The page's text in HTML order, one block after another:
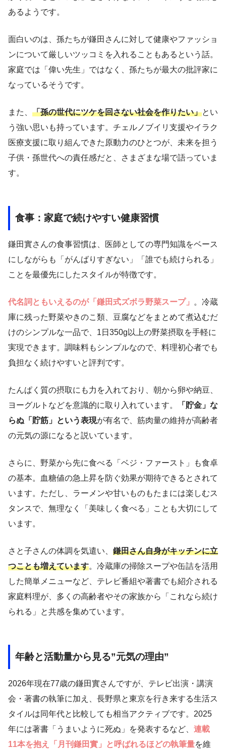
あるようです。
面白いのは、孫たちが鎌田さんに対して健康やファッショ
ンについて厳しいツッコミを入れることもあるという話。
家庭では「偉い先生」ではなく、孫たちが最大の批評家に
なっているそうです。
また、 「孫の世代にツケを回さない社会を作りたい」とい
う強い思いも持っています。チェルノブイリ支援やイラク
医療支援に取り組んできた原動力のひとつが、未来を担う
子供・孫世代への責任感だと、さまざまな場で語っていま
す。
食事：家庭で続けやすい健康習慣
鎌田實さんの食事習慣は、医師としての専門知識をベース
にしながらも「がんばりすぎない」「誰でも続けられる」
ことを最優先にしたスタイルが特徴です。
代名詞ともいえるのが「鎌田式ズボラ野菜スープ」
。冷蔵
庫に残った野菜やきのこ類、豆腐などをまとめて煮込むだ
けのシンプルな一品で、1日350g以上の野菜摂取を手軽に
実現できます。調味料もシンプルなので、料理初心者でも
負担なく続けやすいと評判です。
たんぱく質の摂取にも力を入れており、朝から卵や納豆、
ヨーグルトなどを意識的に取り入れています。
「貯金」な
らぬ「貯筋」という表現が有名で、筋肉量の維持が高齢者
の元気の源になると説いています。
さらに、野菜から先に食べる「ベジ・ファースト」も食卓
の基本。血糖値の急上昇を防ぐ効果が期待できるとされて
います。ただし、ラーメンや甘いものもたまには楽しむス
タンスで、無理なく「美味しく食べる」ことも大切にして
います。
さと子さんの体調を気遣い、 鎌田さん自身がキッチンに立
つことも増えています。冷蔵庫の掃除スープや缶詰を活用
した簡単メニューなど、テレビ番組や著書でも紹介される
家庭料理が、多くの高齢者やその家族から「これなら続け
られる」と共感を集めています。
年齢と活動量から見る”元気の理由”
2026年現在77歳の鎌田實さんですが、テレビ出演・講演
会・著書の執筆に加え、長野県と東京を行き来する生活ス
タイルは同年代と比較しても相当アクティブです。2025
年には著書「うまいように死ぬ」を発表するなど、 連載
11本を抱え「月刊鎌田實」と呼ばれるほどの執筆量を維